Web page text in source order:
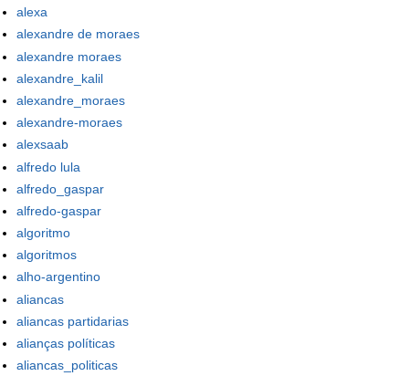
alexa
alexandre de moraes
alexandre moraes
alexandre_kalil
alexandre_moraes
alexandre-moraes
alexsaab
alfredo lula
alfredo_gaspar
alfredo-gaspar
algoritmo
algoritmos
alho-argentino
aliancas
aliancas partidarias
alianças políticas
aliancas_politicas